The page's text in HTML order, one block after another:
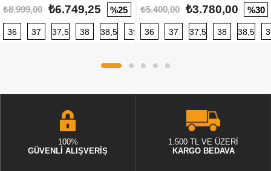
₺8.999,00 ₺6.749,25 %25
36 37 37,5 38 38,5 39 40 40,5 41 42 42,5
₺5.400,00 ₺3.780,00 %30
36 37 37,5 38 38,5
100%
GÜVENLİ ALIŞVERİŞ
1.500 TL VE ÜZERİ
KARGO BEDAVA